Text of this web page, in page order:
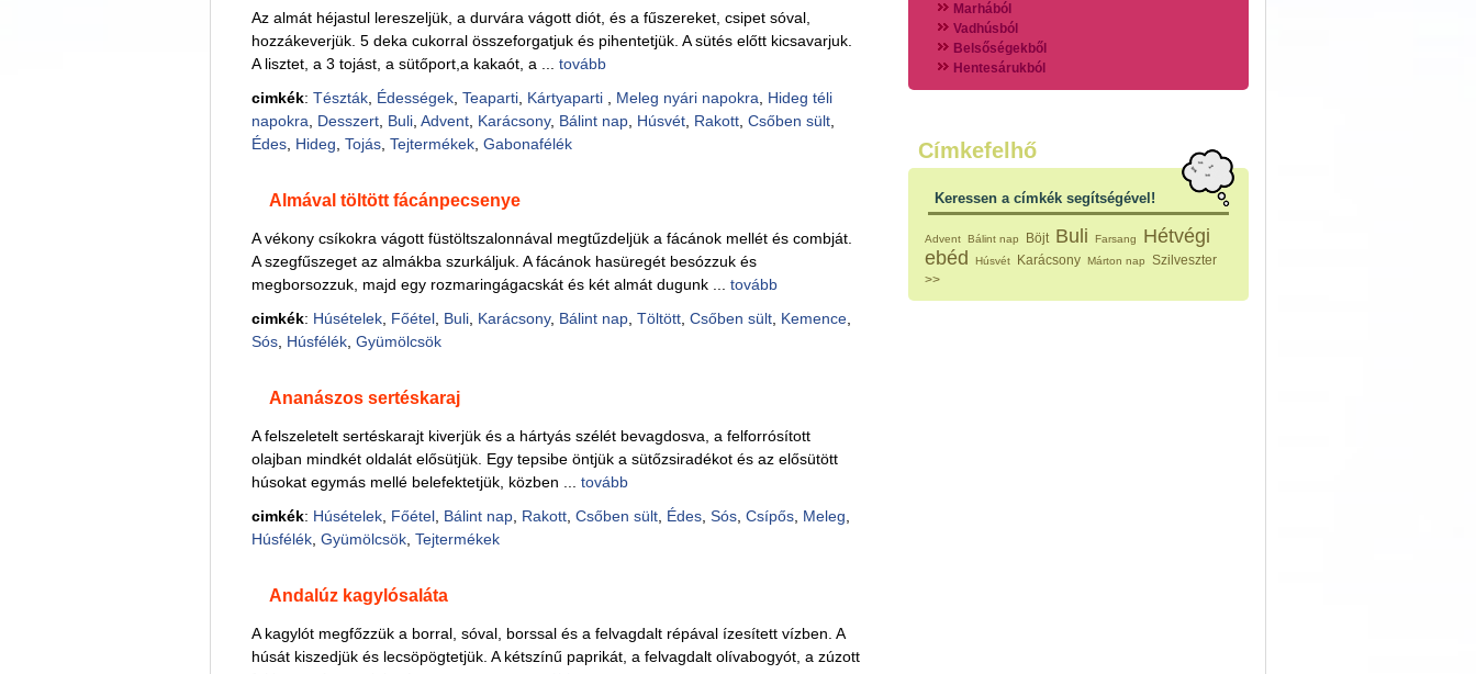
Az almát héjastul lereszeljük, a durvára vágott diót, és a fűszereket, csipet sóval,
hozzákeverjük. 5 deka cukorral összeforgatjuk és pihentetjük. A sütés előtt kicsavarjuk.
A lisztet, a 3 tojást, a sütőport,a kakaót, a ... tovább
cimkék: Tészták, Édességek, Teaparti, Kártyaparti Meleg nyári napokra
Hideg téli
napokra
Desszert, Buli, Advent, Karácsony, Bálint nap, Húsvét, Rakott, Csőben sült,
Édes, Hideg Tojás, Tejtermékek, Gabonafélék
Almával töltött fácánpecsenye
A vékony csíkokra vágott füstöltszalonnával megtűzdeljük a fácánok mellét és combját.
A szegfűszeget az almákba szurkáljuk. A fácánok hasüregét besózzuk és
megborsozzuk, majd egy rozmaringágacskát és két almát dugunk ... tovább
cimkék: Húsételek, Főétel, Buli, Karácsony, Bálint nap, Töltött, Csőben sült, Kemence,
Sós, Húsfélék, Gyümölcsök
Ananászos sertéskaraj
A felszeletelt sertéskarajt kiverjük és a hártyás szélét bevagdosva, a felforrósított
olajban mindkét oldalát elősütjük. Egy tepsibe öntjük a sütőzsiradékot és az elősütött
húsokat egymás mellé belefektetjük, közben ... tovább
cimkék: Húsételek, Főétel, Bálint nap, Rakott, Csőben sült, Édes, Sós, Csípős, Meleg
Húsfélék, Gyümölcsök, Tejtermékek
Andalúz kagylósaláta
A kagylót megfőzzük a borral, sóval, borssal és a felvagdalt répával ízesített vízben. A
húsát kiszedjük és lecsöpögtetjük. A kétszínű paprikát, a felvagdalt olívabogyót, a zúzott
Marhából
Vadhúsból
Belsőségekből
Hentesárukból
Vadszárnyasokból
Halak
Hidegvérűek
Klasszikus főzelékek
Zöldséges ételek
Saláták
Főtt tészták
Címkefelhő
Keressen a címkék segítségével!
Advent Bálint nap Böjt Buli Farsang
Hétvégi
ebéd
Húsvét Karácsony Márton nap
Szilveszter
>>